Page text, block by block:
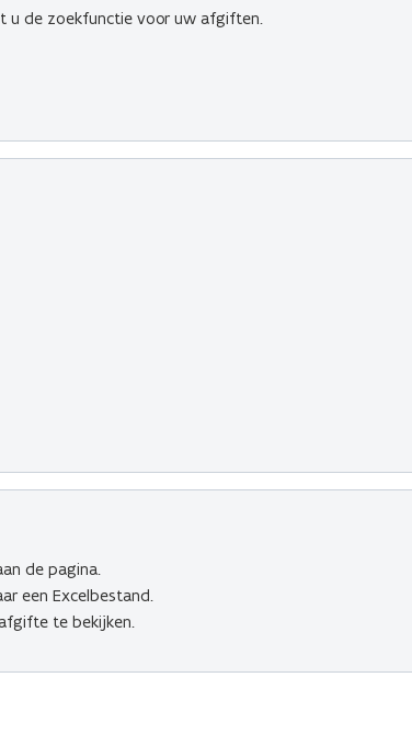
u de zoekfunctie voor uw afgiften.
de pagina.
een Excelbestand.
te bekijken.